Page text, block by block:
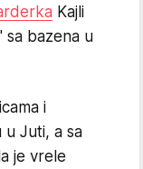
Kajli
sa bazena u
i
u Juti, a sa
je vrele